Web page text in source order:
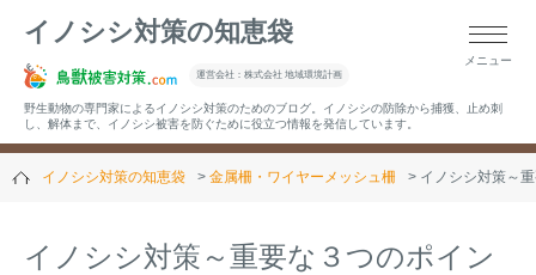
イノシシ対策の知恵袋
運営会社：株式会社 地域環境計画
野生動物の専門家によるイノシシ対策のためのブログ。イノシシの防除から捕獲、止め刺
し、解体まで、イノシシ被害を防ぐために役立つ情報を発信しています。
メニュー
▼キーワードから記事を探す
イノシシ対策の知恵袋 金属柵・ワイヤーメッシュ柵 イノシシ対策～
イノシシ対策～重要な３つのポイン